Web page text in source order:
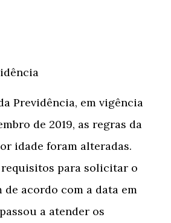
Previdência, em vigência
de 2019, as regras da
idade foram alteradas.
requisitos para solicitar o
acordo com a data em
a atender os